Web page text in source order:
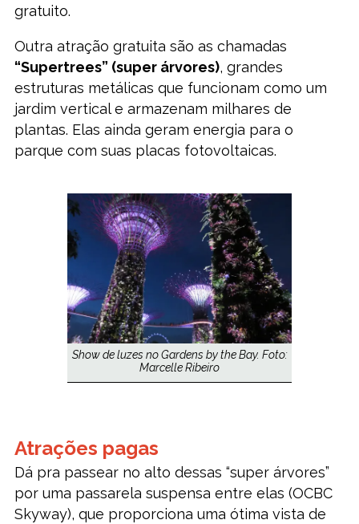
gratuito.
Outra atração gratuita são as chamadas
“Supertrees” (super árvores), grandes
estruturas metálicas que funcionam como um
jardim vertical e armazenam milhares de
plantas. Elas ainda geram energia para o
parque com suas placas fotovoltaicas.
Show de luzes no Gardens by the Bay. Foto:
Marcelle Ribeiro
Atrações pagas
Dá pra passear no alto dessas “super árvores”
por uma passarela suspensa entre elas (OCBC
Skyway), que proporciona uma ótima vista de